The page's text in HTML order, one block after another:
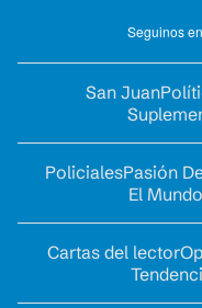
Seguinos
San Juan
PolicialesPasión
El Mundo
Cartas del lector